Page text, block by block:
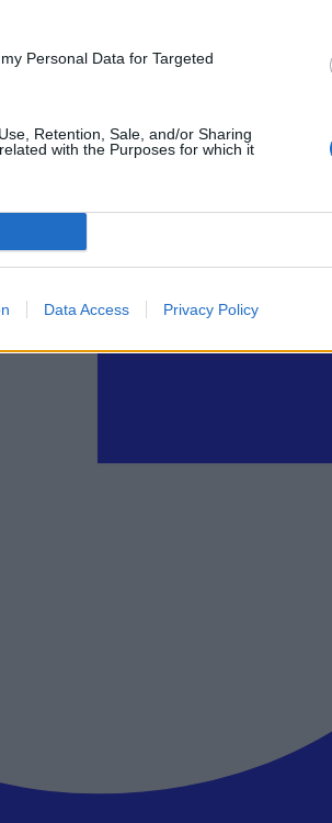
Personal Data for Targeted
Retention, Sale, and/or Sharing
with the Purposes for which it
Data Access Privacy Policy